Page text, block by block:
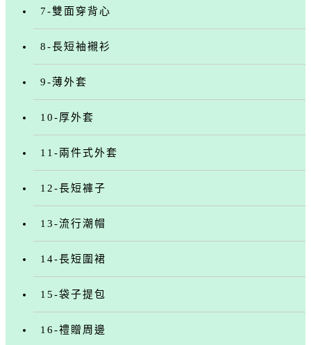
7-雙面穿背心
8-長短袖襯衫
9-薄外套
10-厚外套
11-兩件式外套
12-長短褲子
13-流行潮帽
14-長短圍裙
15-袋子提包
16-禮贈周邊